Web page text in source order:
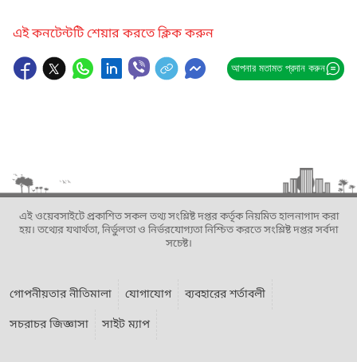
এই কনটেন্টটি শেয়ার করতে ক্লিক করুন
আপনার মতামত প্রদান করুন
এই ওয়েবসাইটে প্রকাশিত সকল তথ্য সংশ্লিষ্ট দপ্তর কর্তৃক নিয়মিত হালনাগাদ করা
হয়। তথ্যের যথার্থতা, নির্ভুলতা ও নির্ভরযোগ্যতা নিশ্চিত করতে সংশ্লিষ্ট দপ্তর সর্বদা
সচেষ্ট।
গোপনীয়তার নীতিমালা যোগাযোগ
ব্যবহারের শর্তাবলী
সচরাচর জিজ্ঞাসা
সাইট ম্যাপ